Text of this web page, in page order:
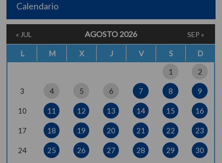
Calendario
AGOSTO 2026
L M X J V S D
1 2
3 4 5 6 7 8 9
10 11 12 13 14 15 16
17 18 19 20 21 22 23
24 25 26 27 28 29
30
« JUL SEP »